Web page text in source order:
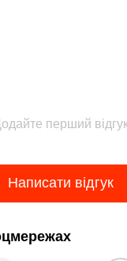
перший
Написати відгук